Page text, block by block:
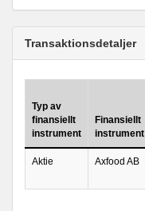
Transaktionsdetaljer
Typ av
finansiellt
instrument
Finansiellt
instrument
Aktie Axfood AB